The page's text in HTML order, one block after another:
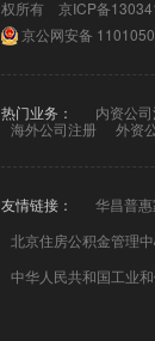
权所有 京ICP备
京公网安备
热门业务： 内资公
海外公司注册
外资
友情链接： 华昌普
北京住房公积金管理
中华人民共和国工业